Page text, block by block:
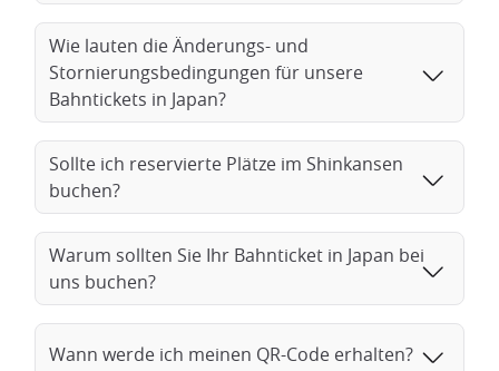
Wie lauten die Änderungs- und
Stornierungsbedingungen für unsere
Bahntickets in Japan?
Sollte ich reservierte Plätze im Shinkansen
buchen?
Warum sollten Sie Ihr Bahnticket in Japan bei
uns buchen?
Wann werde ich meinen QR-Code erhalten?